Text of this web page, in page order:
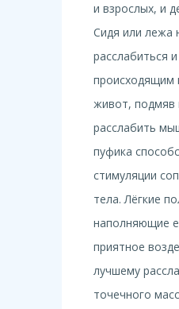
и взрослых, и
Сидя или лежа
расслабиться
происходящим
живот, подмяв
расслабить
пуфика
стимуляции
тела. Лёгкие
наполняющие
приятное
лучшему
точечного